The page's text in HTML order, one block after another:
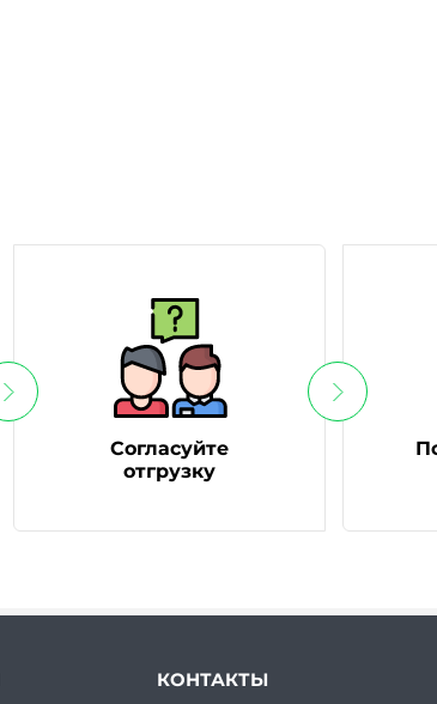
Согласуйте
отгрузку
КОНТАКТЫ